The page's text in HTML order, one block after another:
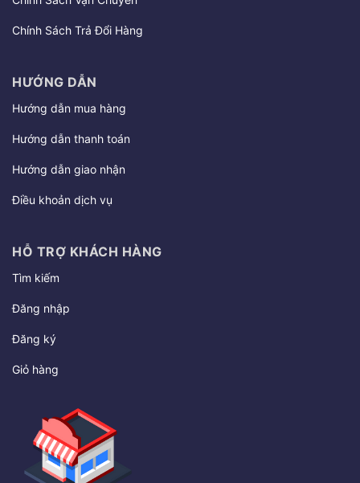
Chính Sách Trả Đổi Hàng
HƯỚNG DẪN
Hướng dẫn mua hàng
Hướng dẫn thanh toán
Hướng dẫn giao nhận
Điều khoản dịch vụ
HỖ TRỢ KHÁCH HÀNG
Tìm kiếm
Đăng nhập
Đăng ký
Giỏ hàng